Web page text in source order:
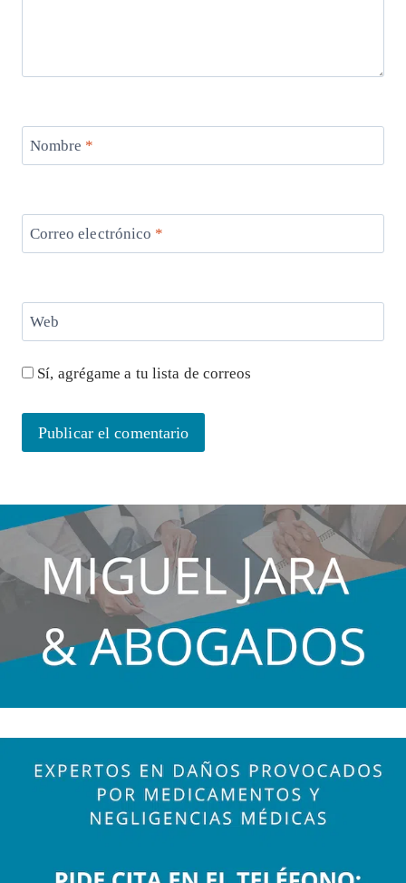
Nombre *
Correo electrónico *
Web
Sí, agrégame a tu lista de correos